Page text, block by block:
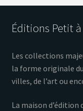
Éditions Petit
Les collections
la forme originale
villes, de l’art ou
La maison